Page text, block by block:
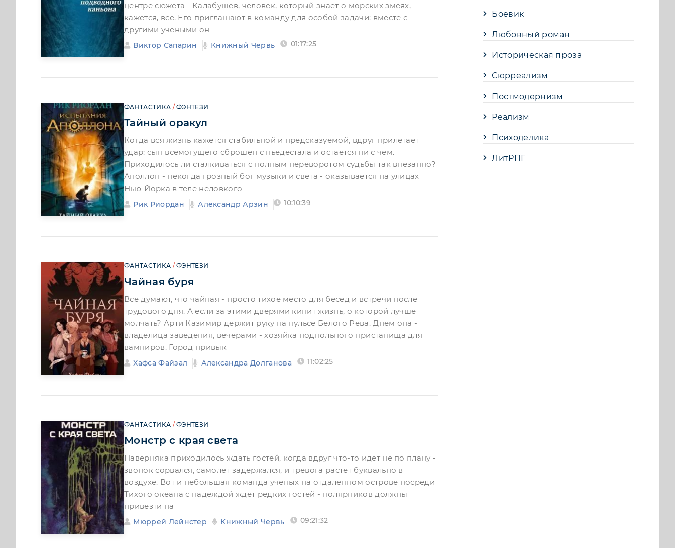
центре сюжета - Калабушев, человек, который знает о морских змеях,
кажется, все. Его приглашают в команду для особой задачи: вместе с
другими учеными он
Виктор Сапарин Книжный Червь 01:17:25
ФАНТАСТИКА /ФЭНТЕЗИ
Тайный оракул
Когда вся жизнь кажется стабильной и предсказуемой, вдруг прилетает
удар: сын всемогущего сброшен с пьедестала и остается ни с чем.
Приходилось ли сталкиваться с полным переворотом судьбы так внезапно?
Аполлон - некогда грозный бог музыки и света - оказывается на улицах
Нью-Йорка в теле неловкого
Рик Риордан Александр Арзин 10:10:39
ФАНТАСТИКА /ФЭНТЕЗИ
Чайная буря
Все думают, что чайная - просто тихое место для бесед и встречи после
трудового дня. А если за этими дверями кипит жизнь, о которой лучше
молчать? Арти Казимир держит руку на пульсе Белого Рева. Днем она -
владелица заведения, вечерами - хозяйка подпольного пристанища для
вампиров. Город привык
Хафса Файзал Александра Долганова 11:02:25
ФАНТАСТИКА /ФЭНТЕЗИ
Монстр с края света
Наверняка приходилось ждать гостей, когда вдруг что-то идет не по плану -
звонок сорвался, самолет задержался, и тревога растет буквально в
воздухе. Вот и небольшая команда ученых на отдаленном острове посреди
Тихого океана с надеждой ждет редких гостей - полярников должны
привезти на
Мюррей Лейнстер Книжный Червь 09:21:32
Боевик
Любовный роман
Историческая проза
Сюрреализм
Постмодернизм
Реализм
Психоделика
ЛитРПГ